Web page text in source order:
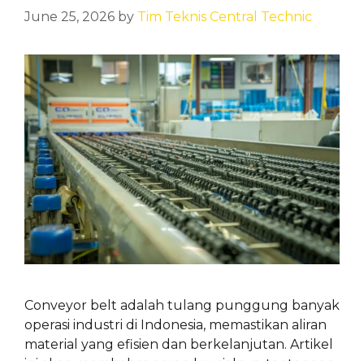
June 25, 2026 by Tim Teknis Central Technic
Conveyor belt adalah tulang punggung banyak
operasi industri di Indonesia, memastikan aliran
material yang efisien dan berkelanjutan. Artikel